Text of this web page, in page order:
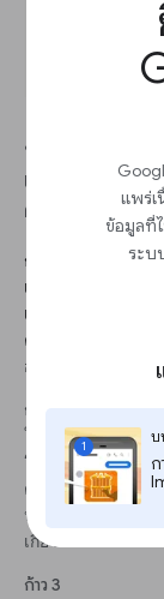
แพร่เ
ข้อมูลที่
ระบ
1
บ
บางครั้งการค้นห
เจาะจงเกินไป
ค้นหาตามหมวด
ก้าว 1
เริ่มจากดูความสนใ
เป็นประเด็นสำคัญ
ค้นหาหัวข้อสุขภาพ
อาจแค่กำลังมองห
ก้าว 2
ในหน้าผลลัพธ์ เห
“หมวดหมู่ทั้งหมด”
ตามหมวดหมู่หลักเ
ปรับปรุงตัวเลือกก็
เกี่ยวกับการเมืองให้
ก้าว 3